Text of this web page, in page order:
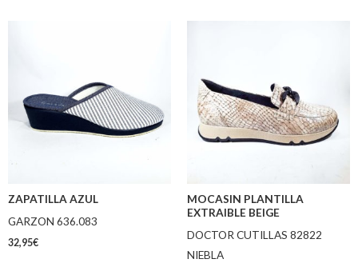
ZAPATILLA AZUL
GARZON 636.083
32,95€
MOCASIN PLANTILLA
EXTRAIBLE BEIGE
DOCTOR CUTILLAS 82822
NIEBLA